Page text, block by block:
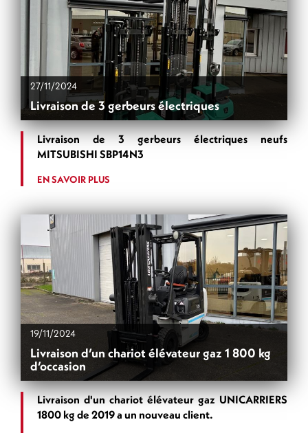
27/11/2024
Livraison de 3 gerbeurs électriques
Livraison de 3 gerbeurs électriques neufs
MITSUBISHI SBP14N3
EN SAVOIR PLUS
19/11/2024
Livraison d’un chariot élévateur gaz 1 800 kg
d’occasion
Livraison d'un chariot élévateur gaz UNICARRIERS
1800 kg de 2019 a un nouveau client.